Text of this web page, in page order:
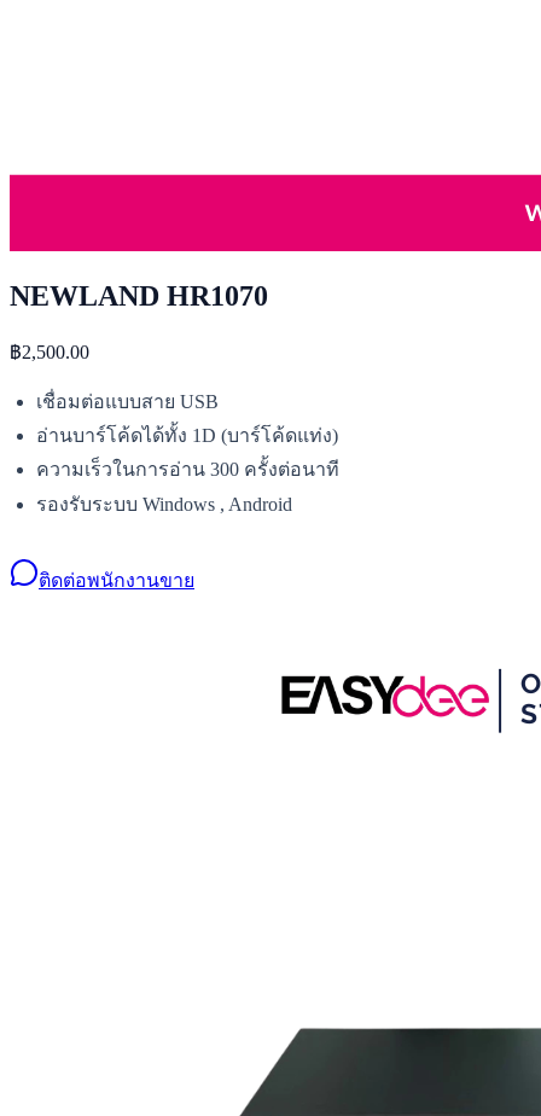
NEWLAND HR1070
฿2,500.00
เชื่อมต่อแบบสาย USB
อ่านบาร์โค้ดได้ทั้ง 1D (บาร์โค้ดแท่ง)
ความเร็วในการอ่าน 300 ครั้งต่อนาที
รองรับระบบ Windows , Android
ติดต่อพนักงานขาย